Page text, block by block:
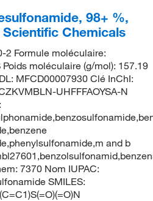
98+ %,
Chemicals
2 Formule moléculaire:
Poids moléculaire (g/mol): 157.19
MFCD00007930 Clé InChI:
UHFFFAOYSA-N
and b
7370 Nom IUPAC:
SMILES: